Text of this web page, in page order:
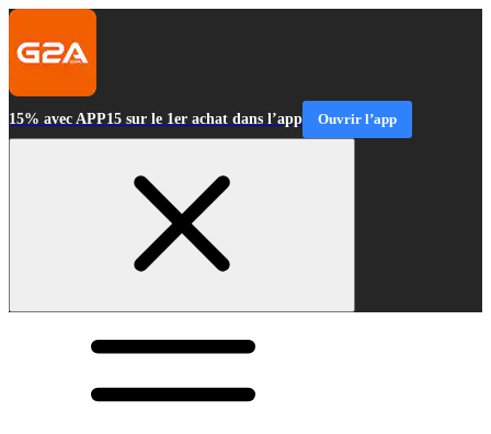
15% avec APP15 sur le 1er achat dans l’app Ouvrir l’app